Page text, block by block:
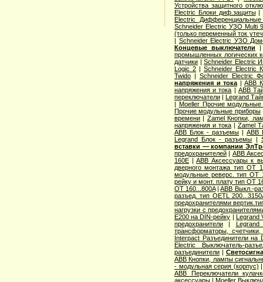
Устройства защитного
Electric Блоки диф.защиты|
Electric
Schneider Electric УЗО Multi
(только переменный ток
| Schneider Electric УЗО
Концевые выключатели
промышленных логических
датчики|Schneider Electric
Logic 2| Schneider Electric
Twido| Schneider Electric
напряжения и тока |ABB
напряжения и тока | ABB
переключатели| Legrand
| Moeller Прочие
Прочие модульные приборы
времени| Zamel Кнопки,
напряжения и тока| Zamel
ABB Блок - разъемы |ABB
Legrand Блок - разъемы |
вставки — компании
предохранителей| ABB
160E|ABB Аксессуары к
дверного монтажа тип OT
модульные реверс. тип OT
рейку и монт. плату тип OT
OT 160...800A|ABB Выкл.-
разъед. тип OETL
предохранителями
нагрузки с
E200 на DIN-рейку | Legrand
предохранители|
трансформаторы,
Interpact Разъединители на
Electric Выключатель-
разъединители|
ABB Кнопки, лампы
- модульная серия (корпус)
ABB Переключатели
аксессуары|Moeller